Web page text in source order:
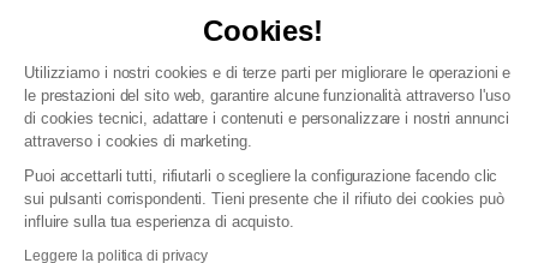
Cookies!
Utilizziamo i nostri cookies e di terze parti per migliorare le operazioni e
le prestazioni del sito web, garantire alcune funzionalità attraverso l'uso
di cookies tecnici, adattare i contenuti e personalizzare i nostri annunci
attraverso i cookies di marketing.
Puoi accettarli tutti, rifiutarli o scegliere la configurazione facendo clic
sui pulsanti corrispondenti. Tieni presente che il rifiuto dei cookies può
influire sulla tua esperienza di acquisto.
Leggere la politica di privacy
Condizioni generali vendita
Politica di gestione dei dati personali e dei cookie
Condizioni generali di vendita per clienti professionali
Dichiarazione di accessibilità